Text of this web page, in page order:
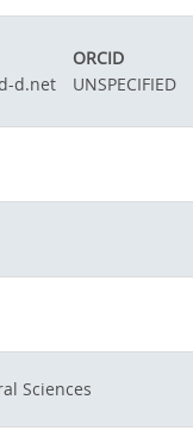
ORCID
d.net UNSPECIFIED
Sciences